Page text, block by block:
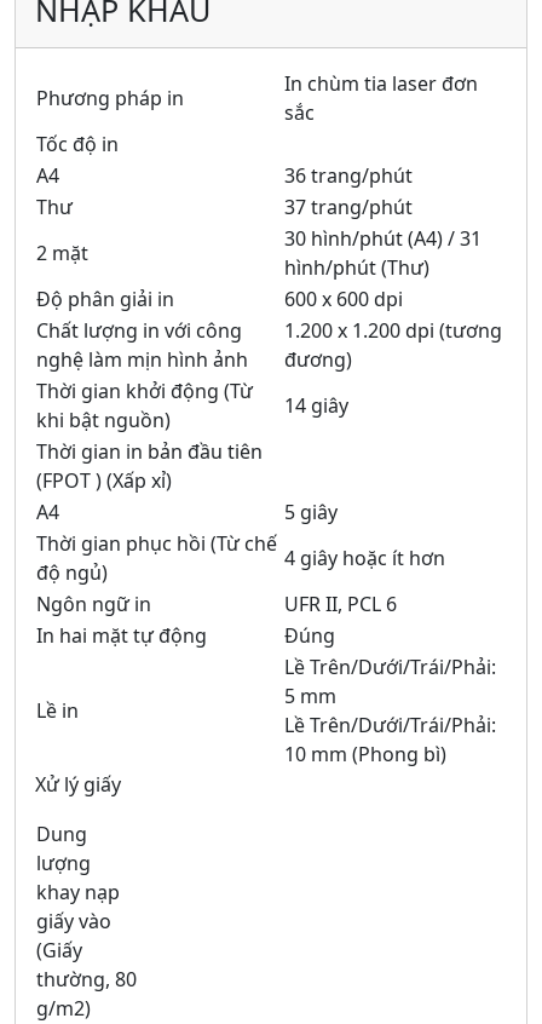
NHẬP KHẨU
Phương pháp in
In chùm tia laser đơn
sắc
Tốc độ in
A4
36 trang/phút
Thư
37 trang/phút
2 mặt
30 hình/phút (A4) / 31
hình/phút (Thư)
Độ phân giải in
600 x 600 dpi
Chất lượng in với công
nghệ làm mịn hình ảnh
1.200 x 1.200 dpi (tương
đương)
Thời gian khởi động (Từ
khi bật nguồn)
14 giây
Thời gian in bản đầu tiên
(FPOT ) (Xấp xỉ)
A4
5 giây
Thời gian phục hồi (Từ chế
độ ngủ)
4 giây hoặc ít hơn
Ngôn ngữ in
UFR II, PCL 6
In hai mặt tự động
Đúng
Lề in
Lề Trên/Dưới/Trái/Phải:
5 mm
Lề Trên/Dưới/Trái/Phải:
10 mm (Phong bì)
Xử lý giấy
Dung
lượng
khay nạp
giấy vào
(Giấy
thường, 80
g/m2)